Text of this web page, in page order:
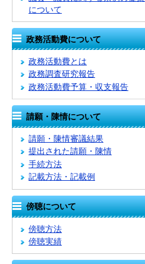
について
政務活動費について
政務活動費とは
政務調査研究報告
政務活動費予算・収支報告
請願・陳情について
請願・陳情審議結果
提出された請願・陳情
手続方法
記載方法・記載例
傍聴について
傍聴方法
傍聴実績